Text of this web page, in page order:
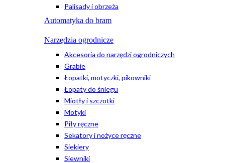
Palisady i obrzeża
Automatyka do bram
Narzędzia ogrodnicze
Akcesoria do narzędzi ogrodniczych
Grabie
Łopatki, motyczki, pikowniki
Łopaty do śniegu
Miotły i szczotki
Motyki
Piły ręczne
Sekatory i nożyce ręczne
Siekiery
Siewniki